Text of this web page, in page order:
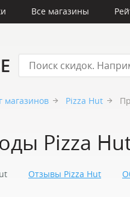
Все магазины
магазинов Pizza Hut
Pizza
Отзывы Pizza Hut